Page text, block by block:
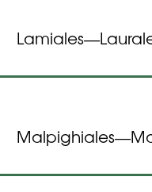
Lamiales—
Malpighiales—